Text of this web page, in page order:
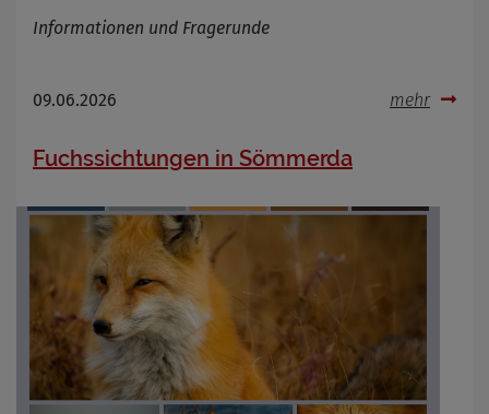
Informationen und Fragerunde
09.06.2026 mehr
Fuchssichtungen in Sömmerda